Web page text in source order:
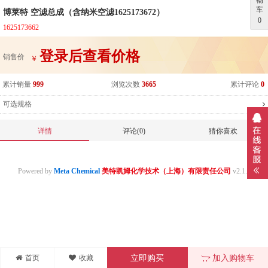
博莱特 空滤总成（含纳米空滤1625173672）
1625173662
销售价 ￥ 登录后查看价格
累计销量 999 浏览次数 3665 累计评论 0
可选规格
首页 收藏 立即购买 加入购物车
详情 评论(0) 猜你喜欢
Powered by Meta Chemical美特凯姆化学技术（上海）有限责任公司 v2.1.0
车
0